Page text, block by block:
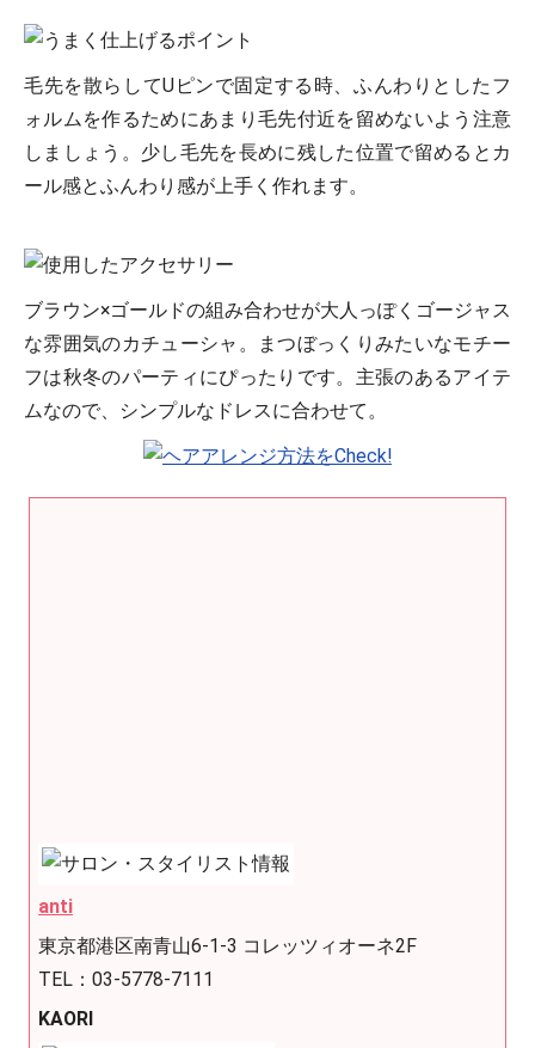
毛先を散らしてUピンで固定する時、ふんわりとしたフ
ォルムを作るためにあまり毛先付近を留めないよう注意
しましょう。少し毛先を長めに残した位置で留めるとカ
ール感とふんわり感が上手く作れます。
ブラウン×ゴールドの組み合わせが大人っぽくゴージャス
な雰囲気のカチューシャ。まつぼっくりみたいなモチー
フは秋冬のパーティにぴったりです。主張のあるアイテ
ムなので、シンプルなドレスに合わせて。
anti
東京都港区南青山6-1-3 コレッツィオーネ2F
TEL：03-5778-7111
KAORI